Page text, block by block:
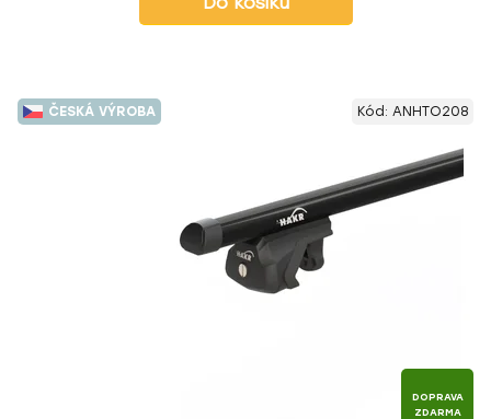
ČESKÁ VÝROBA
DOPRAVA
ZDARMA
Kód: ANHTO208